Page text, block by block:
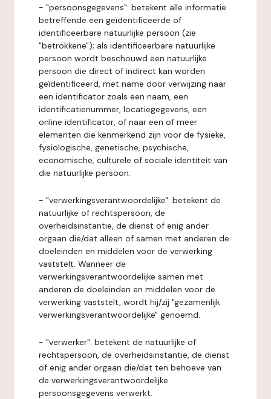
- "persoonsgegevens": betekent alle informatie
betreffende een geïdentificeerde of
identificeerbare natuurlijke persoon (zie
"betrokkene"); als identificeerbare natuurlijke
persoon wordt beschouwd een natuurlijke
persoon die direct of indirect kan worden
geïdentificeerd, met name door verwijzing naar
een identificator zoals een naam, een
identificatienummer, locatiegegevens, een
online identificator, of naar een of meer
elementen die kenmerkend zijn voor de fysieke,
fysiologische, genetische, psychische,
economische, culturele of sociale identiteit van
die natuurlijke persoon.
- "verwerkingsverantwoordelijke": betekent de
natuurlijke of rechtspersoon, de
overheidsinstantie, de dienst of enig ander
orgaan die/dat alleen of samen met anderen de
doeleinden en middelen voor de verwerking
vaststelt. Wanneer de
verwerkingsverantwoordelijke samen met
anderen de doeleinden en middelen voor de
verwerking vaststelt, wordt hij/zij "gezamenlijk
verwerkingsverantwoordelijke" genoemd.
- "verwerker": betekent de natuurlijke of
rechtspersoon, de overheidsinstantie, de dienst
of enig ander orgaan die/dat ten behoeve van
de verwerkingsverantwoordelijke
persoonsgegevens verwerkt.